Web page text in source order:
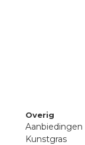
Overig
Aanbiedingen
Kunstgras